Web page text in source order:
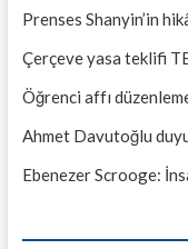
Prenses Shanyin’in
Çerçeve yasa teklifi
Öğrenci affı
Ahmet Davutoğlu
Ebenezer Scrooge: